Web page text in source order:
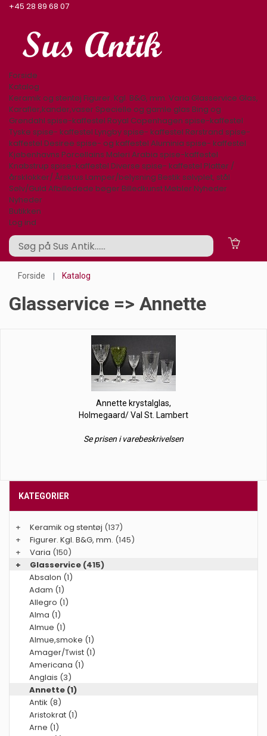
+45 28 89 68 07
Forside
Katalog
Keramik og stentøj Figurer. Kgl. B&G, mm. Varia Glasservice Glas,
Karafler,kander,vaser Specielle og gamle glas Bing og
Grøndahl spise-kaffestel Royal Copenhagen spise-kaffestel
Tyske spise- kaffestel Lyngby spise- kaffestel Rørstrand spise-
kaffestel Desiree spise- og kaffestel Aluminia spise- kaffestel
Kjøbenhavns Porcellains Maleri Arabia spise-kaffestel
Knabstrup spise-kaffestel Diverse spise- kaffestel Platter /
årsklokker/ Årskrus Lamper/belysning Bestik sølvplet, stål
Sølv/Guld Afbilledede bøger Billedkunst Møbler Nyheder
Nyheder
Butikken
Log ind
Forside Katalog
Glasservice => Annette
Annette krystalglas,
Holmegaard/ Val St. Lambert
Se prisen i varebeskrivelsen
KATEGORIER
+ Keramik og stentøj (137)
+
Figurer. Kgl. B&G, mm. (145)
+
Varia (150)
+
Glasservice (415)
Absalon (1)
Adam (1)
Allegro (1)
Alma (1)
Almue (1)
Almue,smoke (1)
Amager/Twist (1)
Americana (1)
Anglais (3)
Annette (1)
Antik (8)
Aristokrat (1)
Arne (1)